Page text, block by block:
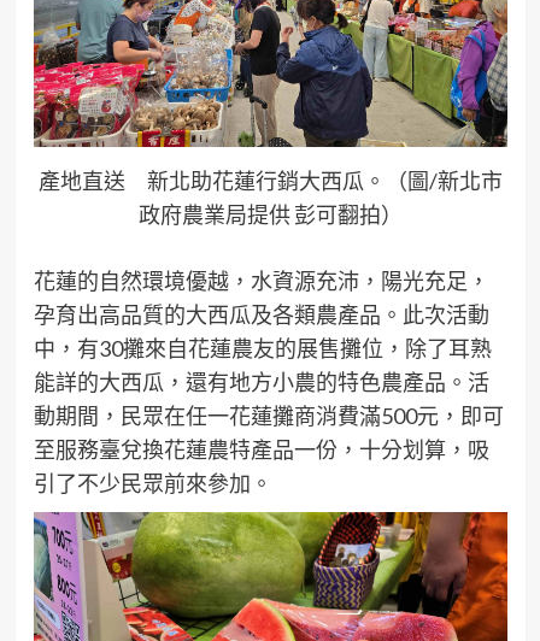
產地直送 新北助花蓮行銷大西瓜。（圖/新北市
政府農業局提供 彭可翻拍）
花蓮的自然環境優越，水資源充沛，陽光充足，
孕育出高品質的大西瓜及各類農產品。此次活動
中，有30攤來自花蓮農友的展售攤位，除了耳熟
能詳的大西瓜，還有地方小農的特色農產品。活
動期間，民眾在任一花蓮攤商消費滿500元，即可
至服務臺兌換花蓮農特產品一份，十分划算，吸
引了不少民眾前來參加。